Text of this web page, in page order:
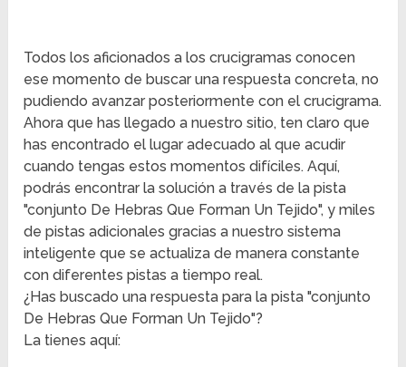
Todos los aficionados a los crucigramas conocen
ese momento de buscar una respuesta concreta, no
pudiendo avanzar posteriormente con el crucigrama.
Ahora que has llegado a nuestro sitio, ten claro que
has encontrado el lugar adecuado al que acudir
cuando tengas estos momentos difíciles. Aquí,
podrás encontrar la solución a través de la pista
"conjunto De Hebras Que Forman Un Tejido", y miles
de pistas adicionales gracias a nuestro sistema
inteligente que se actualiza de manera constante
con diferentes pistas a tiempo real.
¿Has buscado una respuesta para la pista "conjunto
De Hebras Que Forman Un Tejido"?
La tienes aquí: